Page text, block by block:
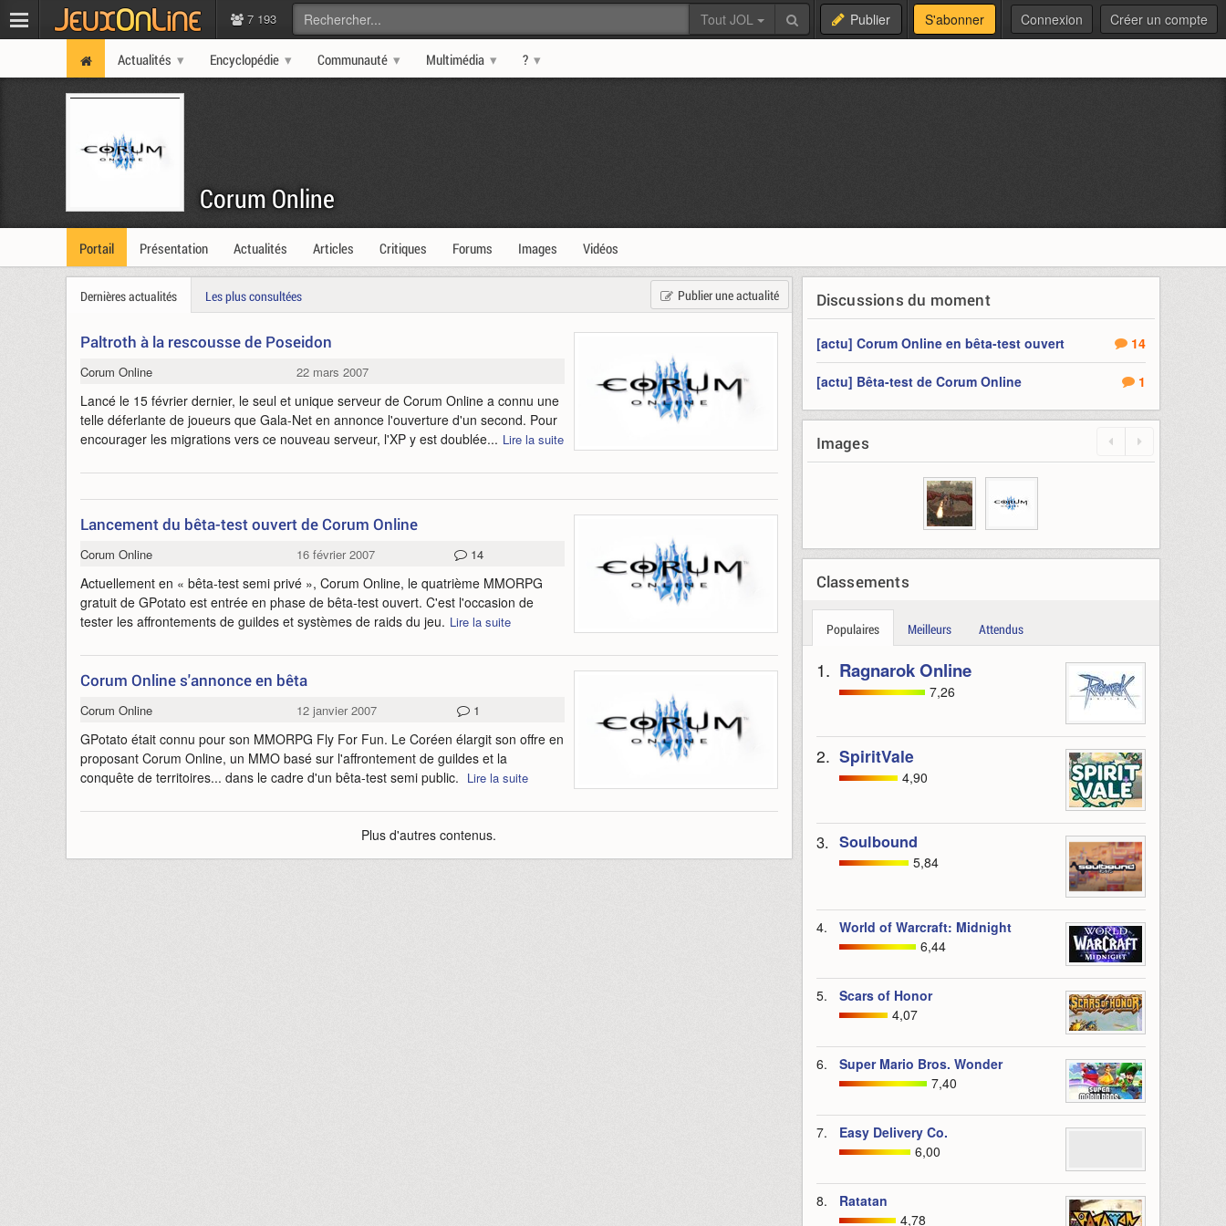
7 193 Tout JOL Publier S'abonner Connexion Créer un compte
Actualités Encyclopédie Communauté Multimédia ?
Corum Online
Portail Présentation Actualités Articles Critiques Forums Images Vidéos
Publier une actualité
Dernières actualités Les plus consultées
Paltroth à la rescousse de Poseidon
Corum Online 22 mars 2007
Lancé le 15 février dernier, le seul et unique serveur de Corum Online a connu une
telle déferlante de joueurs que Gala-Net en annonce l'ouverture d'un second. Pour
encourager les migrations vers ce nouveau serveur, l'XP y est doublée... Lire la suite
Lancement du bêta-test ouvert de Corum Online
Corum Online 16 février 2007 14
Actuellement en « bêta-test semi privé », Corum Online, le quatrième MMORPG
gratuit de GPotato est entrée en phase de bêta-test ouvert. C'est l'occasion de
tester les affrontements de guildes et systèmes de raids du jeu. Lire la suite
Corum Online s'annonce en bêta
Corum Online 12 janvier 2007 1
GPotato était connu pour son MMORPG Fly For Fun. Le Coréen élargit son offre en
proposant Corum Online, un MMO basé sur l'affrontement de guildes et la
conquête de territoires... dans le cadre d'un bêta-test semi public. Lire la suite
Plus d'autres contenus.
Discussions du moment
14
[actu] Corum Online en bêta-test ouvert
1
[actu] Bêta-test de Corum Online
Images
Classements
Populaires Meilleurs Attendus
1. Ragnarok Online
7,26
2. SpiritVale
4,90
3. Soulbound
5,84
4.
World of Warcraft: Midnight
6,44
5.
Scars of Honor
4,07
6.
Super Mario Bros. Wonder
7,40
7.
Easy Delivery Co.
6,00
8.
Ratatan
4,78